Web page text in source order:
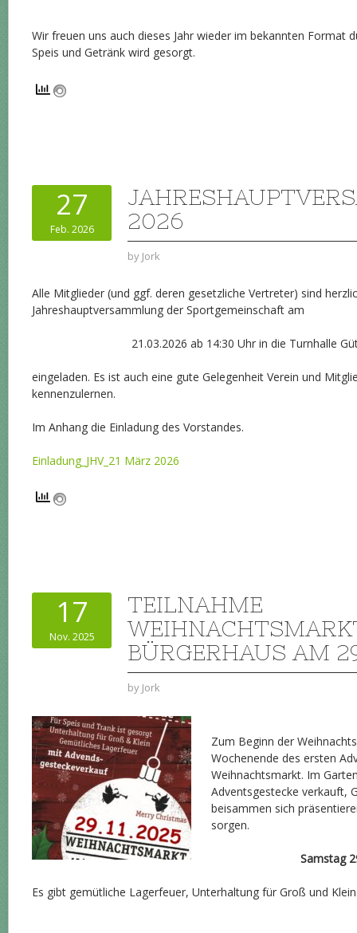
Wir freuen uns auch dieses Jahr wieder im bekannten Format
Speis und Getränk wird gesorgt.
27
Feb. 2026
2026
by Jork
Alle Mitglieder (und ggf. deren gesetzliche Vertreter) sind
Jahreshauptversammlung der Sportgemeinschaft am
21.03.2026 ab 14:30 Uhr in die Turnhalle
eingeladen. Es ist auch eine gute Gelegenheit Verein und
kennenzulernen.
Im Anhang die Einladung des Vorstandes.
Einladung_JHV_21 März 2026
17
Nov. 2025
TEILNAHME
BÜRGERHAUS AM
by Jork
Zum Beginn der
Wochenende des ersten
Weihnachtsmarkt. Im
Adventsgestecke verkauft,
beisammen sich
sorgen.
Samstag
Es gibt gemütliche Lagerfeuer, Unterhaltung für Groß und